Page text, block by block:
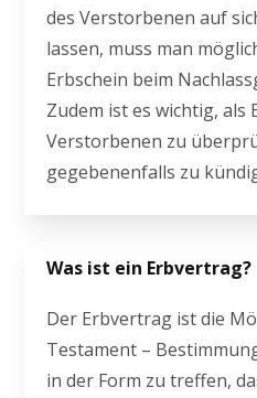
des Verstorbenen auf
lassen, muss man
Erbschein beim
Zudem ist es wichtig, als
Verstorbenen zu
gegebenenfalls zu
Was ist ein Erbvertrag?
Der Erbvertrag ist die
Testament –
in der Form zu treffen,